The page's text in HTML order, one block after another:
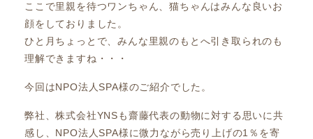
ここで里親を待つワンちゃん、猫ちゃんはみんな良いお
顔をしておりました。
ひと月ちょっとで、みんな里親のもとへ引き取られのも
理解できますね・・・
今回はNPO法人SPA様のご紹介でした。
弊社、株式会社YNSも齋藤代表の動物に対する思いに共
感し、NPO法人SPA様に微力ながら売り上げの1％を寄